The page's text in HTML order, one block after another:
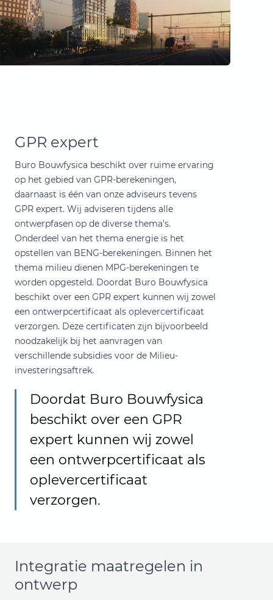
GPR expert
Buro Bouwfysica beschikt over ruime ervaring
op het gebied van GPR-berekeningen,
daarnaast is één van onze adviseurs tevens
GPR expert. Wij adviseren tijdens alle
ontwerpfasen op de diverse thema’s.
Onderdeel van het thema energie is het
opstellen van BENG-berekeningen. Binnen het
thema milieu dienen MPG-berekeningen te
worden opgesteld. Doordat Buro Bouwfysica
beschikt over een GPR expert kunnen wij zowel
een ontwerpcertificaat als oplevercertificaat
verzorgen. Deze certificaten zijn bijvoorbeeld
noodzakelijk bij het aanvragen van
verschillende subsidies voor de Milieu-
investeringsaftrek.
Doordat Buro Bouwfysica
beschikt over een GPR
expert kunnen wij zowel
een ontwerpcertificaat als
oplevercertificaat
verzorgen.
Integratie maatregelen in
ontwerp